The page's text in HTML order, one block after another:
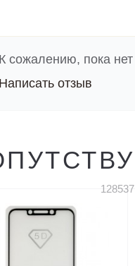
К сожалению, пока
Написать отзыв
128537